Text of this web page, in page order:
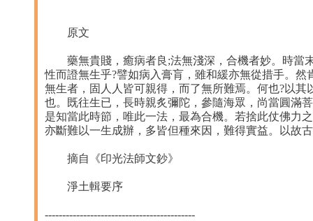
原文
藥無貴賤，癒病者良;法無淺深，合機者妙。時當
性而證無生乎?譬如病入膏肓，雖和緩亦無從措手。
無生者，固人人皆可親得，而了無所難焉。何也?以
也。既往生已，長時親炙彌陀，參隨海眾，尚當圓滿
是知當此時節，唯此一法，最為合機。若捨此仗佛力
亦斷難以一生成辦，多皆但種來因，難得實益。以故
摘自《印光法師文鈔》
淨土輯要序
-------------------------------------------